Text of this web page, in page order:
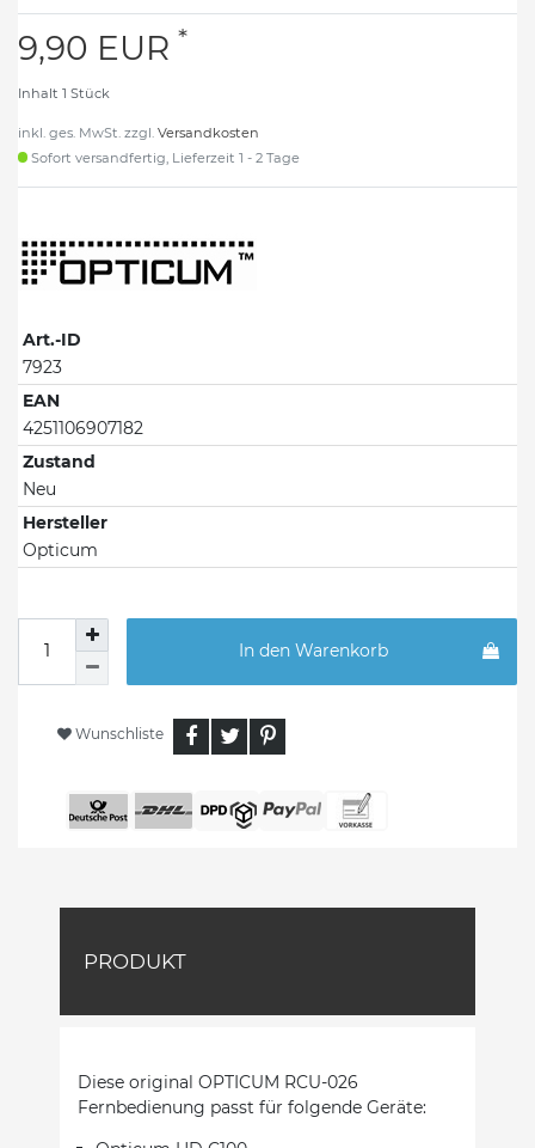
9,90 EUR *
Inhalt 1 Stück
inkl. ges. MwSt. zzgl. Versandkosten
Sofort versandfertig, Lieferzeit 1 - 2 Tage
Art.-ID
7923
EAN
4251106907182
Zustand
Neu
Hersteller
Opticum
In den Warenkorb
Wunschliste
PRODUKT
Diese original OPTICUM RCU-026
Fernbedienung passt für folgende Geräte: